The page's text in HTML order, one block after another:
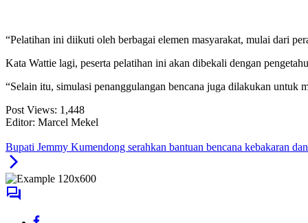
“Pelatihan ini diikuti oleh berbagai elemen masyarakat, mulai dari
Kata Wattie lagi, peserta pelatihan ini akan dibekali dengan
“Selain itu, simulasi penanggulangan bencana juga dilakukan untuk
Post Views: 1,448
Editor: Marcel Mekel
Bupati Jemmy Kumendong serahkan bantuan bencana kebakaran